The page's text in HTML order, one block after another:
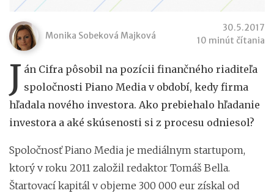
Monika Sobeková Majková
30.5.2017
10 minút čítania
J án Cifra pôsobil na pozícii finančného riaditeľa
spoločnosti Piano Media v období, kedy firma
hľadala nového investora. Ako prebiehalo hľadanie
investora a aké skúsenosti si z procesu odniesol?
Spoločnosť Piano Media je mediálnym startupom,
ktorý v roku 2011 založil redaktor Tomáš Bella.
Štartovací kapitál v objeme 300 000 eur získal od